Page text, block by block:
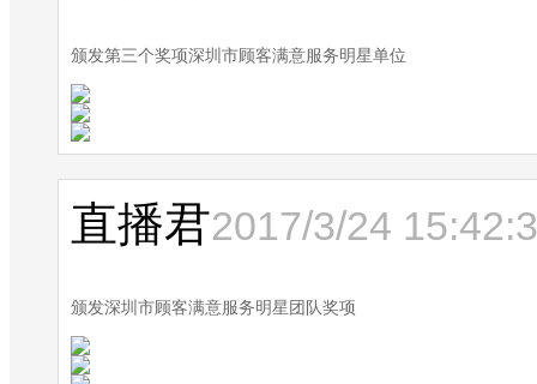
颁发第三个奖项深圳市顾客满意服务明星单位
直播君2017/3/24
颁发深圳市顾客满意服务明星团队奖项